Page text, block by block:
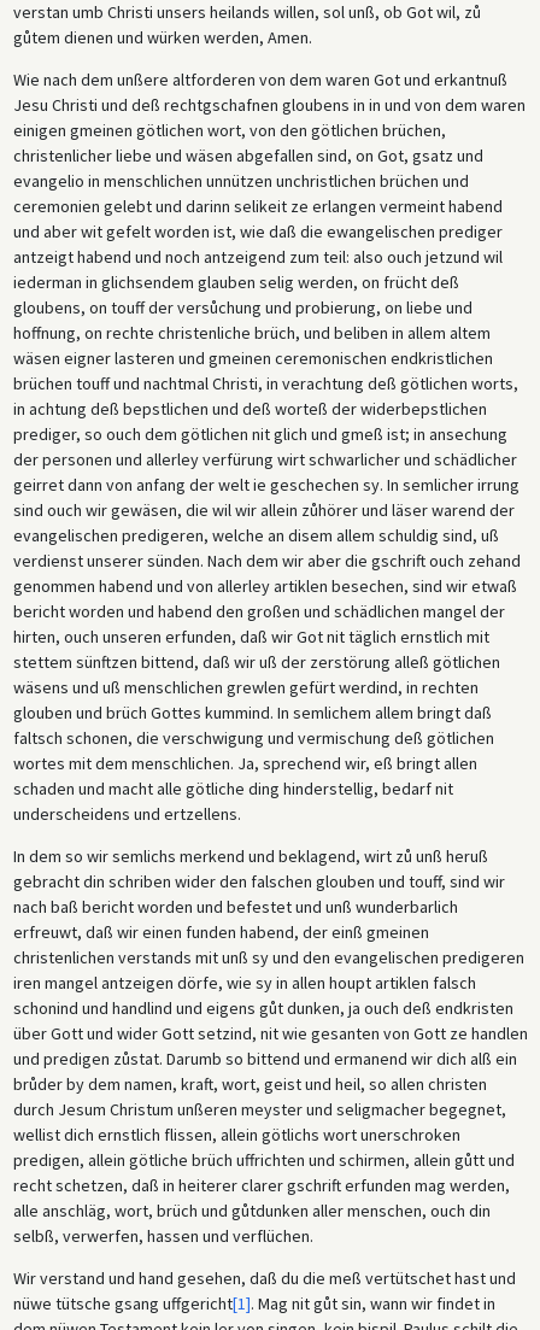
verstan umb Christi unsers heilands willen, sol unß, ob Got wil, zů
gůtem dienen und würken werden, Amen.
Wie nach dem unßere altforderen von dem waren Got und erkantnuß
Jesu Christi und deß rechtgschafnen gloubens in in und von dem waren
einigen gmeinen götlichen wort, von den götlichen brüchen,
christenlicher liebe und wäsen abgefallen sind, on Got, gsatz und
evangelio in menschlichen unnützen unchristlichen brüchen und
ceremonien gelebt und darinn selikeit ze erlangen vermeint habend
und aber wit gefelt worden ist, wie daß die ewangelischen prediger
antzeigt habend und noch antzeigend zum teil: also ouch jetzund wil
iederman in glichsendem glauben selig werden, on frücht deß
gloubens, on touff der versůchung und probierung, on liebe und
hoffnung, on rechte christenliche brüch, und beliben in allem altem
wäsen eigner lasteren und gmeinen ceremonischen endkristlichen
brüchen touff und nachtmal Christi, in verachtung deß götlichen worts,
in achtung deß bepstlichen und deß worteß der widerbepstlichen
prediger, so ouch dem götlichen nit glich und gmeß ist; in ansechung
der personen und allerley verfürung wirt schwarlicher und schädlicher
geirret dann von anfang der welt ie geschechen sy. In semlicher irrung
sind ouch wir gewäsen, die wil wir allein zůhörer und läser warend der
evangelischen predigeren, welche an disem allem schuldig sind, uß
verdienst unserer sünden. Nach dem wir aber die gschrift ouch zehand
genommen habend und von allerley artiklen besechen, sind wir etwaß
bericht worden und habend den großen und schädlichen mangel der
hirten, ouch unseren erfunden, daß wir Got nit täglich ernstlich mit
stettem sünftzen bittend, daß wir uß der zerstörung alleß götlichen
wäsens und uß menschlichen grewlen gefürt werdind, in rechten
glouben und brüch Gottes kummind. In semlichem allem bringt daß
faltsch schonen, die verschwigung und vermischung deß götlichen
wortes mit dem menschlichen. Ja, sprechend wir, eß bringt allen
schaden und macht alle götliche ding hinderstellig, bedarf nit
underscheidens und ertzellens.
In dem so wir semlichs merkend und beklagend, wirt zů unß heruß
gebracht din schriben wider den falschen glouben und touff, sind wir
nach baß bericht worden und befestet und unß wunderbarlich
erfreuwt, daß wir einen funden habend, der einß gmeinen
christenlichen verstands mit unß sy und den evangelischen predigeren
iren mangel antzeigen dörfe, wie sy in allen houpt artiklen falsch
schonind und handlind und eigens gůt dunken, ja ouch deß endkristen
über Gott und wider Gott setzind, nit wie gesanten von Gott ze handlen
und predigen zůstat. Darumb so bittend und ermanend wir dich alß ein
brůder by dem namen, kraft, wort, geist und heil, so allen christen
durch Jesum Christum unßeren meyster und seligmacher begegnet,
wellist dich ernstlich flissen, allein götlichs wort unerschroken
predigen, allein götliche brüch uffrichten und schirmen, allein gůtt und
recht schetzen, daß in heiterer clarer gschrift erfunden mag werden,
alle anschläg, wort, brüch und gůtdunken aller menschen, ouch din
selbß, verwerfen, hassen und verflüchen.
Wir verstand und hand gesehen, daß du die meß vertütschet hast und
nüwe tütsche gsang uffgericht[1]. Mag nit gůt sin, wann wir findet in